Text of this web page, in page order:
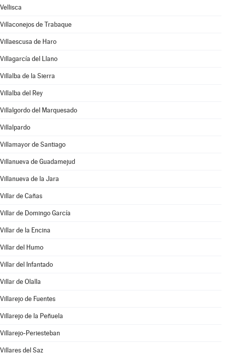
Vellisca
Villaconejos de Trabaque
Villaescusa de Haro
Villagarcía del Llano
Villalba de la Sierra
Villalba del Rey
Villalgordo del Marquesado
Villalpardo
Villamayor de Santiago
Villanueva de Guadamejud
Villanueva de la Jara
Villar de Cañas
Villar de Domingo García
Villar de la Encina
Villar del Humo
Villar del Infantado
Villar de Olalla
Villarejo de Fuentes
Villarejo de la Peñuela
Villarejo-Periesteban
Villares del Saz